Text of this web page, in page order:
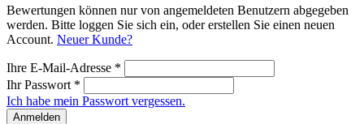
Bewertungen können nur von angemeldeten Benutzern abgegeben
werden. Bitte loggen Sie sich ein, oder erstellen Sie einen neuen
Account. Neuer Kunde?
Ihre E-Mail-Adresse *
Ihr Passwort *
Ich habe mein Passwort vergessen.
Anmelden